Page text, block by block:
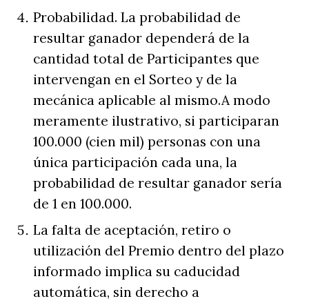
Probabilidad. La probabilidad de
resultar ganador dependerá de la
cantidad total de Participantes que
intervengan en el Sorteo y de la
mecánica aplicable al mismo.A modo
meramente ilustrativo, si participaran
100.000 (cien mil) personas con una
única participación cada una, la
probabilidad de resultar ganador sería
de 1 en 100.000.
La falta de aceptación, retiro o
utilización del Premio dentro del plazo
informado implica su caducidad
automática, sin derecho a